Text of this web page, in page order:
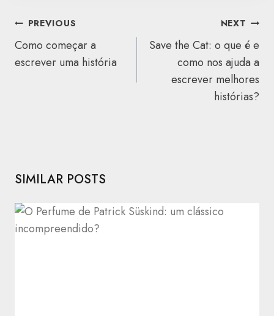
NAVEGAÇÃO
DE
ARTIGOS
PREVIOUS
Como começar a
escrever uma história
NEXT
Save the Cat: o que é e
como nos ajuda a
escrever melhores
histórias?
SIMILAR POSTS